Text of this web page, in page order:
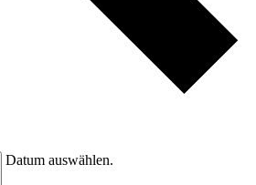
Datum auswählen.